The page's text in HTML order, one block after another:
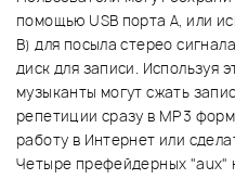
помощью USB порта А, или
В) для посыла стерео
диск для записи. Используя
музыканты могут сжать
репетиции сразу в МР3
работу в Интернет или
Четыре префейдерных "aux"